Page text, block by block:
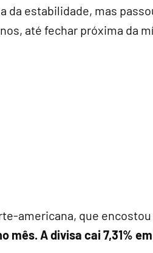
da estabilidade, mas
até fechar próxima da
americana, que encostou
mês. A divisa cai 7,31%